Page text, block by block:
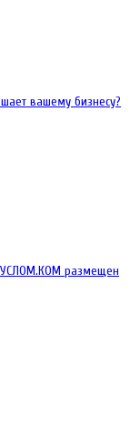
вашему бизнесу?
размещен